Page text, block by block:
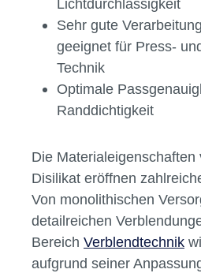
Lichtdurchlässigkeit
Sehr gute
geeignet für Press-
Technik
Optimale
Randdichtigkeit
Die Materialeigenschaften
Disilikat eröffnen
Von monolithischen
detailreichen
Bereich Verblendtechnik
aufgrund seiner